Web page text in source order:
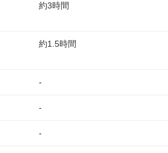
約3時間
約1.5時間
-
-
-